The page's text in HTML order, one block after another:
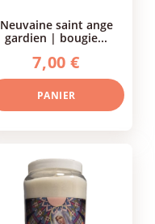
neuvaine saint ange
gardien | bougie...
7,00 €
PANIER